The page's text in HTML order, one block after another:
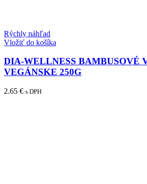
Rýchly náhľad
Vložiť do košíka
DIA-WELLNESS BAMBUSOVÉ
VEGÁNSKE 250G
2.65 € s DPH